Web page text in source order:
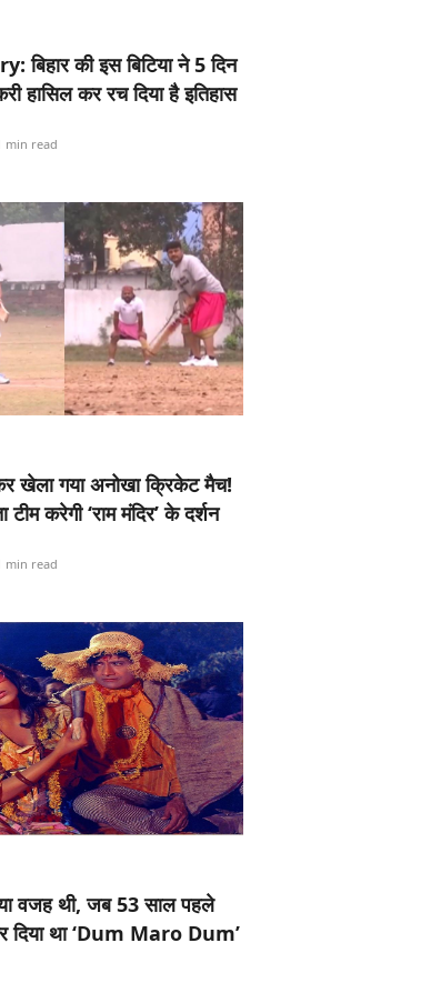
बिहार की इस बिटिया ने 5 दिन
हासिल कर रच दिया है इतिहास
min read
खेला गया अनोखा क्रिकेट मैच!
टीम करेगी ‘राम मंदिर’ के दर्शन
min read
वजह थी, जब 53 साल पहले
दिया था ‘Dum Maro Dum’